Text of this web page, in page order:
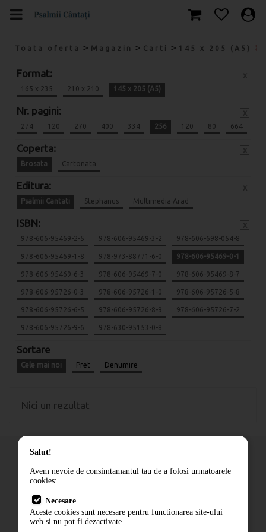
Toata oferta > Magazin > Carti > 145 x 205 (A5)
Format:
165 x 235 210 x 210 145 x 205 (A5)
Nr. pagini:
274 120 270 400 334 256 120 80 664
Coperta:
Brosata Cartonata
Editura:
Psalmii Cantati Stephanus Multimedia Arad
ISBN:
978-606-95469-2-5 978-606-95469-3-2 978-606-698-054-8
978-606-95469-1-8 978-973-88771-6-0 978-606-95469-0-1
978-606-95469-6-3 978-606-95469-7-0 978-606-95469-8-7
978-606-95726-0-3 978-606-95726-1-0 978-606-95726-5-8
978-606-95726-6-5 978-606-95726-8-9 978-606-95726-7-2
978-606-95726-9-6 978-630-95153-0-8
Sortare
Cele mai noi Pret Denumire
Nici un rezultat
Cum comand
Livrare
Contact
Salut!
Avem nevoie de consimtamantul tau de a folosi urmatoarele
cookies:
Necesare
Aceste cookies sunt necesare pentru functionarea site-ului
web si nu pot fi dezactivate